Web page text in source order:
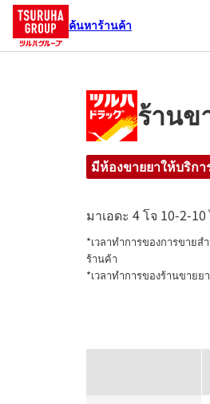
ค้นหาร้านค้า
ร้านข
มีห้องขายยาให้บริกา
มาเอดะ 4 โจ 10-2-10
*เวลาทำการของการขาย
ร้านค้า
*เวลาทำการของร้านขาย